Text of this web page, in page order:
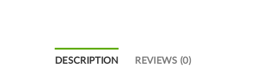
DESCRIPTION REVIEWS (0)